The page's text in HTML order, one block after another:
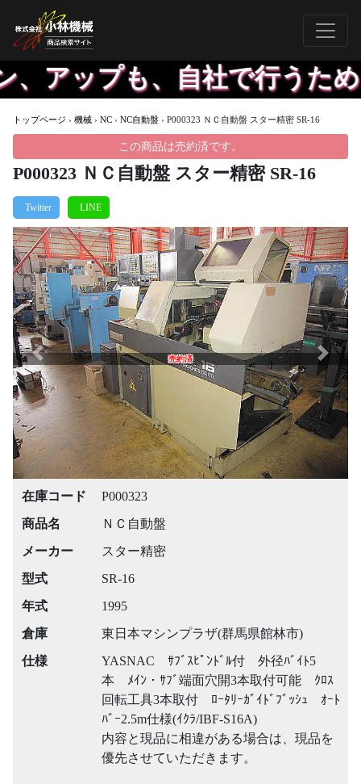
プも、自社で行うため、
トップページ › 機械 › NC › NC自動盤 › P000323 ＮＣ自動盤 スター精密 SR-16
この商品は売約済です。
P000323 ＮＣ自動盤 スター精密 SR-16
売約済
Previous Next
在庫コード
P000323
商品名
ＮＣ自動盤
メーカー
スター精密
型式
SR-16
年式
1995
倉庫
東日本マシンプラザ(群馬県館林市)
仕様
YASNAC ｻﾌﾞｽﾋﾟﾝﾄﾞﾙ付 外径ﾊﾞｲﾄ5
本 ﾒｲﾝ・ｻﾌﾞ端面穴開3本取付可能 ｸﾛｽ
回転工具3本取付 ﾛｰﾀﾘｰｶﾞｲﾄﾞﾌﾞｯｼｭ ｵｰﾄ
ﾊﾞｰ2.5m仕様(ｲｸﾗ/IBF-S16A)
内容と現品に相違がある場合は、現品を
優先させていただきます。